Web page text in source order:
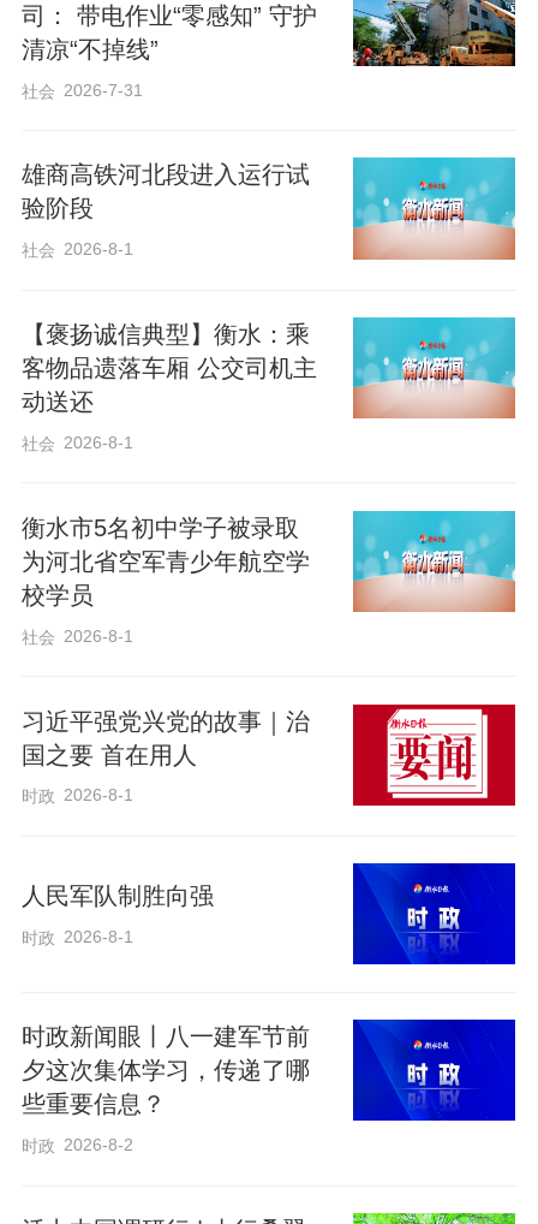
元前驱体生产线全速运转，自动化设备精
准作业，一批批新能源材料即将发往京津
冀各地车企。这个总投资13.43亿元的北京
产值可达50亿元，成为曹妃甸新能源材料
产业集群的核心支撑。
议以来，曹妃甸积极打造北京企业转移的
重要承载地。“北京研发、曹妃甸制造、京
津冀供应”的产业闭环，在这里从蓝图变为
项目339个，涵盖高端装备制造、新能源、
新材料、现代物流等多个领域。从央企
二、三级子公司到科创型中小企业，一批
批北京企业跨越京津，在这片热土上落地
链条协同的产业生态。
持续加强与京津科技创新协作
走进青龙湖创新协同发展示范区，科创活
力扑面而来。作为曹妃甸打造的高新技术
产业承接核心平台，总规划面积1.74万
造、数据算力等新兴赛道，构建“研发在北
京、转化在曹妃甸”的全链条创新生态；曹
妃甸区跨介质科学与系统研究院项目已投
等尖端设施，为航天飞行器等提供关键试
司： 带电作业“零感知” 守护
清凉“不掉线”
社会 2026-7-31
雄商高铁河北段进入运行试
验阶段
社会 2026-8-1
【褒扬诚信典型】衡水：乘
客物品遗落车厢 公交司机主
动送还
社会 2026-8-1
衡水市5名初中学子被录取
为河北省空军青少年航空学
校学员
社会 2026-8-1
习近平强党兴党的故事｜治
国之要 首在用人
时政 2026-8-1
人民军队制胜向强
时政 2026-8-1
时政新闻眼丨八一建军节前
夕这次集体学习，传递了哪
些重要信息？
时政 2026-8-2